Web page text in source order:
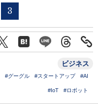
3
ビジネス
#グーグル #スタートアップ #AI
#IoT #ロボット